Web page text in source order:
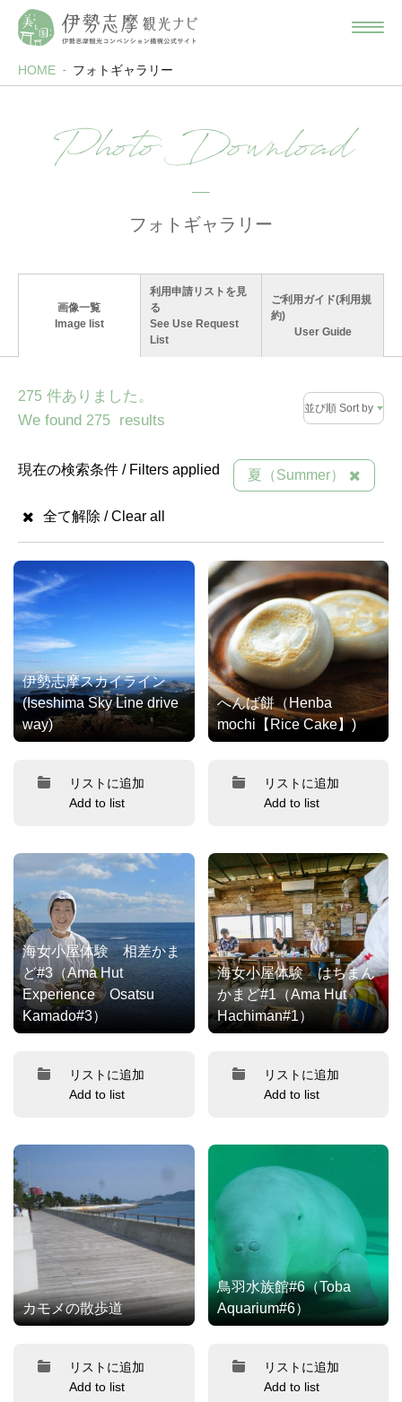
HOME フォトギャラリー
Photo Download
フォトギャラリー
画像一覧
Image list
利用申請リストを見
る
See Use Request
List
ご利用ガイド(利用規
約)
User Guide
275 件ありました。
We found 275 results
並び順 Sort by
現在の検索条件 / Filters applied 夏（Summer）
全て解除 / Clear all
伊勢志摩スカイライン
(Iseshima Sky Line drive
way)
リストに追加
Add to list
へんば餅（Henba
mochi【Rice Cake】)
リストに追加
Add to list
海女小屋体験 相差かま
ど#3（Ama Hut
Experience Osatsu
Kamado#3）
リストに追加
Add to list
海女小屋体験 はちまん
かまど#1（Ama Hut
Hachiman#1）
リストに追加
Add to list
カモメの散歩道
リストに追加
Add to list
鳥羽水族館#6（Toba
Aquarium#6）
リストに追加
Add to list